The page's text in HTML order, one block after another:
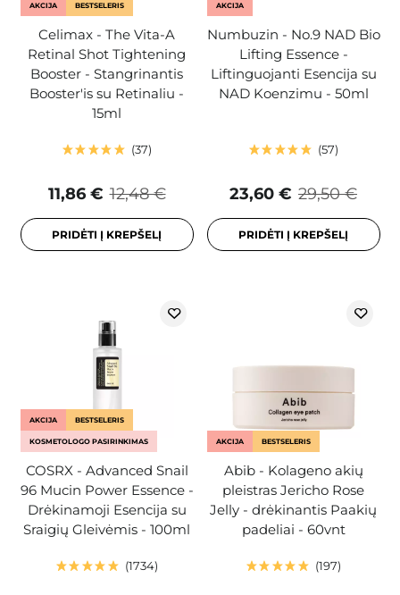
AKCIJA BESTSELERIS
Celimax - The Vita-A
Retinal Shot Tightening
Booster - Stangrinantis
Booster'is su Retinaliu -
15ml
37
12,48 €
11,86 €
PRIDĖTI Į KREPŠELĮ
AKCIJA
Numbuzin - No.9 NAD Bio
Lifting Essence -
Liftinguojanti Esencija su
NAD Koenzimu - 50ml
57
29,50 €
23,60 €
PRIDĖTI Į KREPŠELĮ
AKCIJA BESTSELERIS
KOSMETOLOGO PASIRINKIMAS
COSRX - Advanced Snail
96 Mucin Power Essence -
Drėkinamoji Esencija su
Sraigių Gleivėmis - 100ml
1734
AKCIJA BESTSELERIS
Abib - Kolageno akių
pleistras Jericho Rose
Jelly - drėkinantis Paakių
padeliai - 60vnt
197